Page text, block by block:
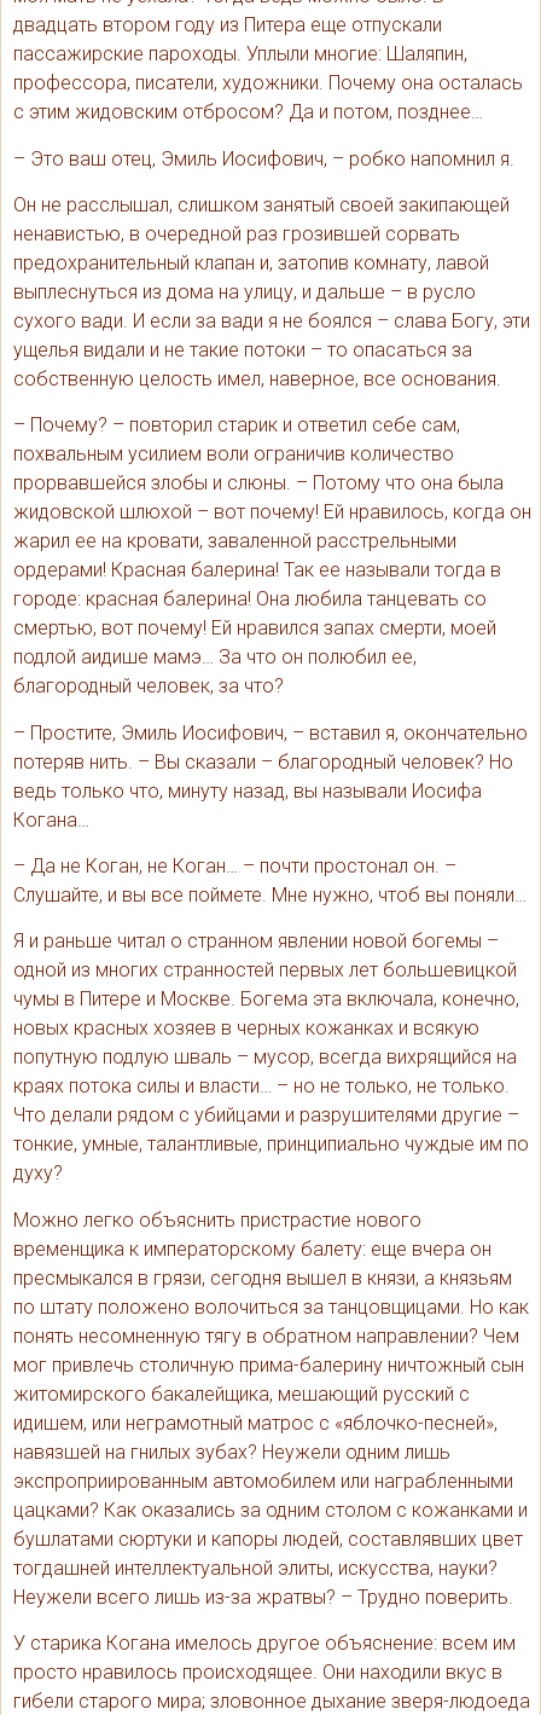
двадцать втором году из Питера еще отпускали
пассажирские пароходы. Уплыли многие: Шаляпин,
профессора, писатели, художники. Почему она осталась
с этим жидовским отбросом? Да и потом, позднее…
– Это ваш отец, Эмиль Иосифович, – робко напомнил я.
Он не расслышал, слишком занятый своей закипающей
ненавистью, в очередной раз грозившей сорвать
предохранительный клапан и, затопив комнату, лавой
выплеснуться из дома на улицу, и дальше – в русло
сухого вади. И если за вади я не боялся – слава Богу, эти
ущелья видали и не такие потоки – то опасаться за
собственную целость имел, наверное, все основания.
– Почему? – повторил старик и ответил себе сам,
похвальным усилием воли ограничив количество
прорвавшейся злобы и слюны. – Потому что она была
жидовской шлюхой – вот почему! Ей нравилось, когда он
жарил ее на кровати, заваленной расстрельными
ордерами! Красная балерина! Так ее называли тогда в
городе: красная балерина! Она любила танцевать со
смертью, вот почему! Ей нравился запах смерти, моей
подлой аидише мамэ… За что он полюбил ее,
благородный человек, за что?
– Простите, Эмиль Иосифович, – вставил я, окончательно
потеряв нить. – Вы сказали – благородный человек? Но
ведь только что, минуту назад, вы называли Иосифа
Когана…
– Да не Коган, не Коган… – почти простонал он. –
Слушайте, и вы все поймете. Мне нужно, чтоб вы поняли…
Я и раньше читал о странном явлении новой богемы –
одной из многих странностей первых лет большевицкой
чумы в Питере и Москве. Богема эта включала, конечно,
новых красных хозяев в черных кожанках и всякую
попутную подлую шваль – мусор, всегда вихрящийся на
краях потока силы и власти… – но не только, не только.
Что делали рядом с убийцами и разрушителями другие –
тонкие, умные, талантливые, принципиально чуждые им по
духу?
Можно легко объяснить пристрастие нового
временщика к императорскому балету: еще вчера он
пресмыкался в грязи, сегодня вышел в князи, а князьям
по штату положено волочиться за танцовщицами. Но как
понять несомненную тягу в обратном направлении? Чем
мог привлечь столичную прима-балерину ничтожный сын
житомирского бакалейщика, мешающий русский с
идишем, или неграмотный матрос с «яблочко-песней»,
навязшей на гнилых зубах? Неужели одним лишь
экспроприированным автомобилем или награбленными
цацками? Как оказались за одним столом с кожанками и
бушлатами сюртуки и капоры людей, составлявших цвет
тогдашней интеллектуальной элиты, искусства, науки?
Неужели всего лишь из-за жратвы? – Трудно поверить.
У старика Когана имелось другое объяснение: всем им
просто нравилось происходящее. Они находили вкус в
гибели старого мира; зловонное дыхание зверя-людоеда